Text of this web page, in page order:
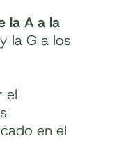
la A a la
la G a los
el
en el